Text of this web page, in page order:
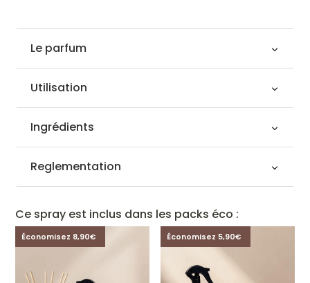
Le parfum
Utilisation
Ingrédients
Reglementation
Ce spray est inclus dans les packs éco :
Économisez 8,90€ Économisez 5,90€